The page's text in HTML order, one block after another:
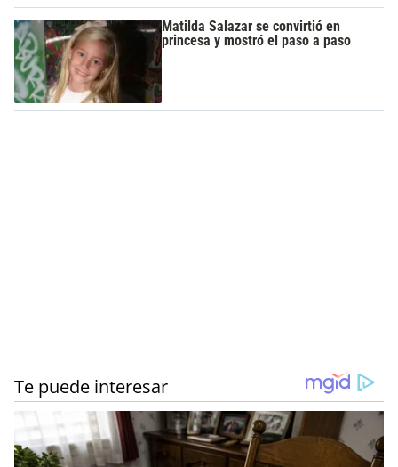
Matilda Salazar se convirtió en
princesa y mostró el paso a paso